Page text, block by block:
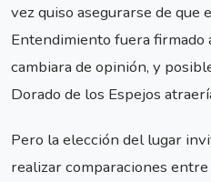
vez quiso asegurarse de que
Entendimiento fuera firmado
cambiara de opinión, y
Dorado de los Espejos
Pero la elección del lugar
realizar comparaciones